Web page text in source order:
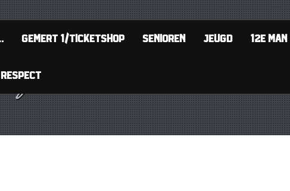
GEMERT 1/TICKETSHOP SENIOREN JEUGD 12E MAN